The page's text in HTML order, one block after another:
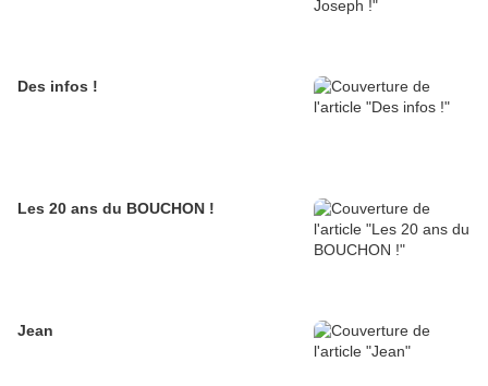
Des infos !
Les 20 ans du BOUCHON !
Jean